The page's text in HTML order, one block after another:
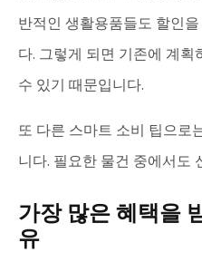
반적인 생활용품들도 할인
다. 그렇게 되면 기존에 계
수 있기 때문입니다.
또 다른 스마트 소비 팁으로
니다. 필요한 물건 중에서도
가장 많은 혜택을
유